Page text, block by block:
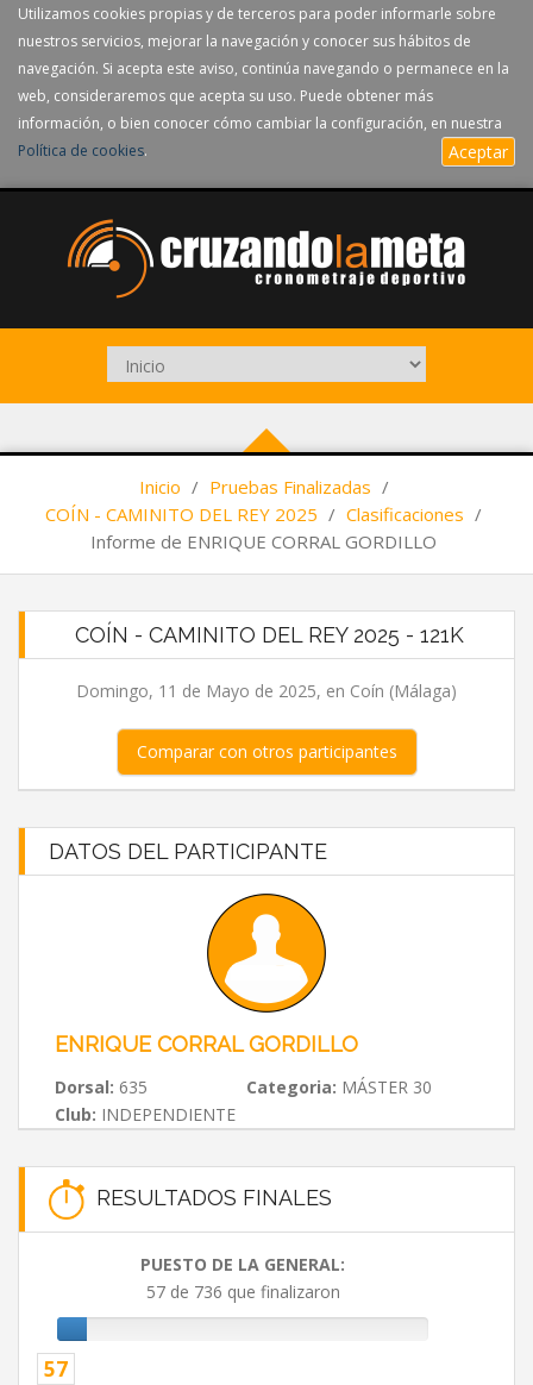
Utilizamos cookies propias y de terceros para poder informarle sobre
nuestros servicios, mejorar la navegación y conocer sus hábitos de
navegación. Si acepta este aviso, continúa navegando o permanece en la
web, consideraremos que acepta su uso. Puede obtener más
información, o bien conocer cómo cambiar la configuración, en nuestra
Política de cookies. Aceptar
Inicio / Pruebas Finalizadas /
COÍN - CAMINITO DEL REY 2025 / Clasificaciones /
Informe de ENRIQUE CORRAL GORDILLO
COÍN - CAMINITO DEL REY 2025 - 121K
Domingo, 11 de Mayo de 2025, en Coín (Málaga)
Comparar con otros participantes
DATOS DEL PARTICIPANTE
ENRIQUE CORRAL GORDILLO
Dorsal: 635 Categoria: MÁSTER 30
Club: INDEPENDIENTE
RESULTADOS FINALES
PUESTO DE LA GENERAL:
57 de 736 que finalizaron
57